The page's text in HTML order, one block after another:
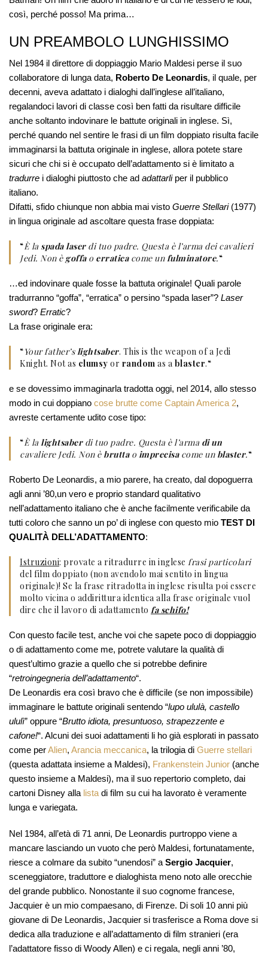
così, perché posso! Ma prima…
UN PREAMBOLO LUNGHISSIMO
Nel 1984 il direttore di doppiaggio Mario Maldesi perse il suo
collaboratore di lunga data, Roberto De Leonardis, il quale, per
decenni, aveva adattato i dialoghi dall’inglese all’italiano,
regalandoci lavori di classe così ben fatti da risultare difficile
anche soltanto indovinare le battute originali in inglese. Sì,
perché quando nel sentire le frasi di un film doppiato risulta facile
immaginarsi la battuta originale in inglese, allora potete stare
sicuri che chi si è occupato dell’adattamento si è limitato a
tradurre i dialoghi piuttosto che ad adattarliper il pubblico
italiano.
Difatti, sfido chiunque non abbia mai visto Guerre Stellari(1977)
in lingua originale ad ascoltare questa frase doppiata:
“È la spada laserdi tuo padre. Questa è l’arma dei cavalieri
Jedi. Non è goffao erraticacome unfulminatore.“
…ed indovinare quale fosse la battuta originale! Quali parole
tradurranno “goffa”, “erratica” o persino “spada laser”? Laser
sword? Erratic?
La frase originale era:
“Your father’slightsaber. This is the weapon of a Jedi
Knight. Not as clumsy or random as a blaster.“
e se dovessimo immaginarla tradotta oggi, nel 2014, allo stesso
modo in cui doppiano cose brutte come Captain America 2,
avreste certamente udito cose tipo:
“È la lightsaberdi tuo padre. Questa è l’arma di un
cavaliere Jedi. Non è bruttao imprecisa come un blaster.“
Roberto De Leonardis, a mio parere, ha creato, dal dopoguerra
agli anni ’80,un vero e proprio standard qualitativo
nell’adattamento italiano che è anche facilmente verificabile da
tutti coloro che sanno un po’ di inglese con questo mio TEST DI
QUALITÀ DELL’ADATTAMENTO:
Istruzioni: provate a ritradurre in inglese frasi particolari
del film doppiato (non avendolo mai sentito in lingua
originale)! Se la frase ritradotta in inglese risulta poi essere
molto vicina o addirittura identica alla frase originale vuol
dire che il lavoro di adattamento fa schifo!
Con questo facile test, anche voi che sapete poco di doppiaggio
o di adattamento come me, potrete valutare la qualità di
quest’ultimo grazie a quello che si potrebbe definire
“retroingegneria dell’adattamento“.
De Leonardis era così bravo che è difficile (se non impossibile)
immaginare le battute originali sentendo “lupo ululà, castello
ululì” oppure “Brutto idiota, presuntuoso, strapezzente e
cafone!“. Alcuni dei suoi adattamenti li ho già esplorati in passato
come perAlien, Arancia meccanica, la trilogia di Guerre stellari
(questa adattata insieme a Maldesi), Frankenstein Junior (anche
questo insieme a Maldesi), ma il suo repertorio completo, dai
cartoni Disney alla lista di film su cui ha lavorato è veramente
lunga e variegata.
Nel 1984, all’età di 71 anni, De Leonardis purtroppo viene a
mancare lasciando un vuoto che però Maldesi, fortunatamente,
riesce a colmare da subito “unendosi” a Sergio Jacquier,
sceneggiatore, traduttore e dialoghista meno noto alle orecchie
del grande pubblico. Nonostante il suo cognome francese,
Jacquier è un mio compaesano, di Firenze. Di soli 10 anni più
giovane di De Leonardis, Jacquier si trasferisce a Roma dove si
dedica alla traduzione e all’adattamento di film stranieri (era
l’adattatore fisso di Woody Allen) e ci regala, negli anni ’80,